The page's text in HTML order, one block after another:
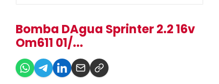
Bomba DAgua Sprinter 2.2 16v
Om611 01/...